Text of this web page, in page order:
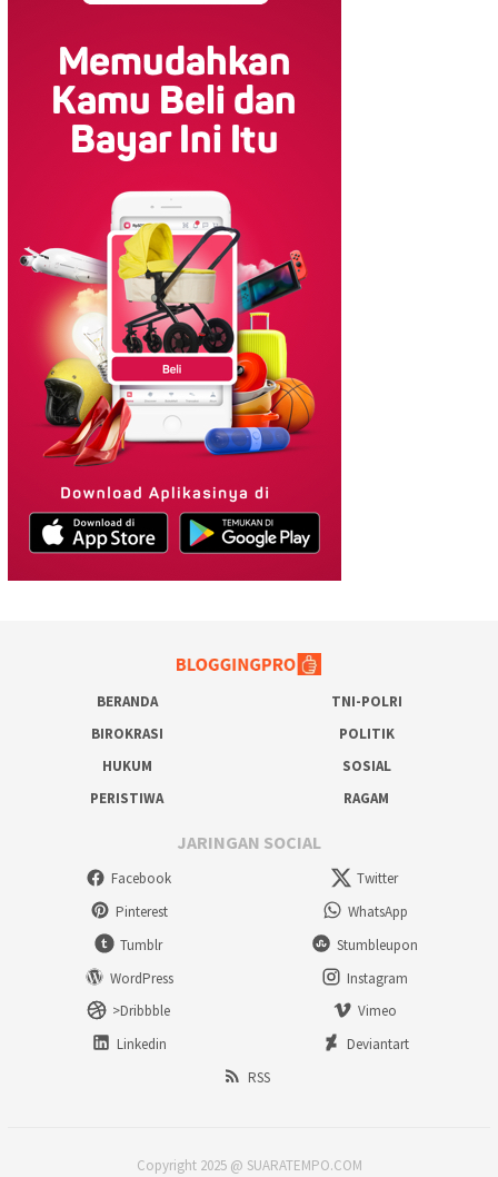
BERANDA
TNI-POLRI
BIROKRASI
POLITIK
HUKUM
SOSIAL
PERISTIWA
RAGAM
JARINGAN SOCIAL
Facebook
Twitter
Pinterest
WhatsApp
Tumblr
Stumbleupon
WordPress
Instagram
>Dribbble
Vimeo
Linkedin
Deviantart
RSS
Copyright 2025 @ SUARATEMPO.COM